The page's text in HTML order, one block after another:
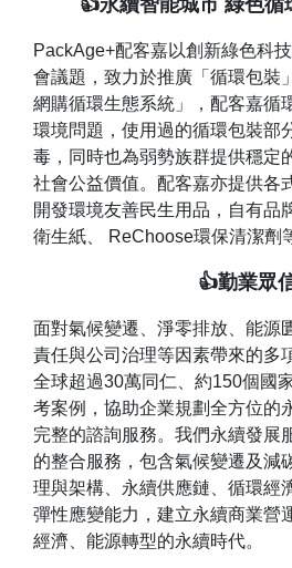
PackAge+配客嘉以創新綠色科
會議題，致力於推廣「循環包裝
網購循環生態系統」，配客嘉循
環境問題，使用過的循環包裝部
毒，同時也為弱勢族群提供穩定
社會公益價值。配客嘉亦提供各
開發環境友善民生用品，自有品
衛生紙、 ReChoose環保清潔劑
👍勤業眾
面對氣候變遷、淨零排放、能源
責任與公司治理等因素帶來的多
全球超過30萬同仁、約150個國
考案例，協助企業規劃全方位的
完整的諮詢服務。我們永續發展
的整合服務，包含氣候變遷及減
理與架構、永續供應鏈、循環經
彈性應變能力，建立永續商業營
經濟、能源轉型的永續時代。